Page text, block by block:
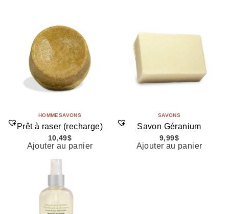
HOMMESAVONS
Prêt à raser (recharge)
10,49$
Ajouter au panier
SAVONS
Savon Géranium
9,99$
Ajouter au panier